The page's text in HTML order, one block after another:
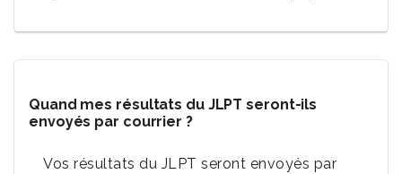
Quand mes résultats du JLPT seront-ils
envoyés par courrier ?
Vos résultats du JLPT seront envoyés par